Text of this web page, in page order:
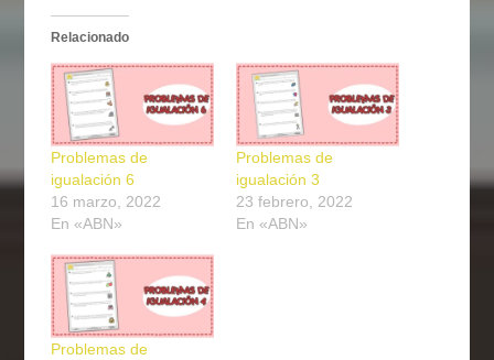
Relacionado
Problemas de
igualación 6
16 marzo, 2022
En «ABN»
Problemas de
igualación 3
23 febrero, 2022
En «ABN»
Problemas de